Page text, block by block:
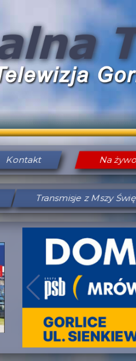
Kontakt Na
Transmisje z Mszy